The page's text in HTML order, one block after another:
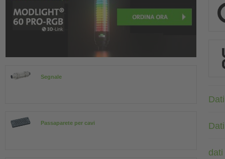
Segnale
Passaparete per cavi